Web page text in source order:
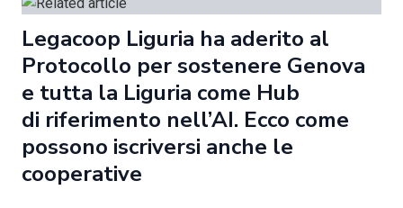
Legacoop Liguria ha aderito al
Protocollo per sostenere Genova
e tutta la Liguria come Hub
di riferimento nell’AI. Ecco come
possono iscriversi anche le
cooperative